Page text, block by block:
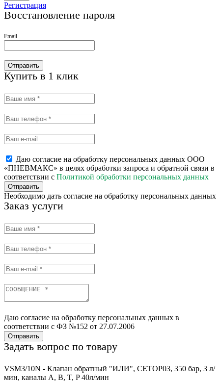
Регистрация
Восстановление пароля
Email
Отправить
Купить в 1 клик
Даю согласие на обработку персональных данных ООО
«ПНЕВМАКС» в целях обработки запроса и обратной связи в
соответствии с Политикой обработки персональных данных
Отправить
Необходимо дать согласие на обработку персональных данных
Заказ услуги
Даю согласие на обработку персональных данных в
соответствии с ФЗ №152 от 27.07.2006
Отправить
Задать вопрос по товару
VSM3/10N - Клапан обратный "ИЛИ", CETOP03, 350 бар, 3 л/
мин, каналы A, B, T, P 40л/мин